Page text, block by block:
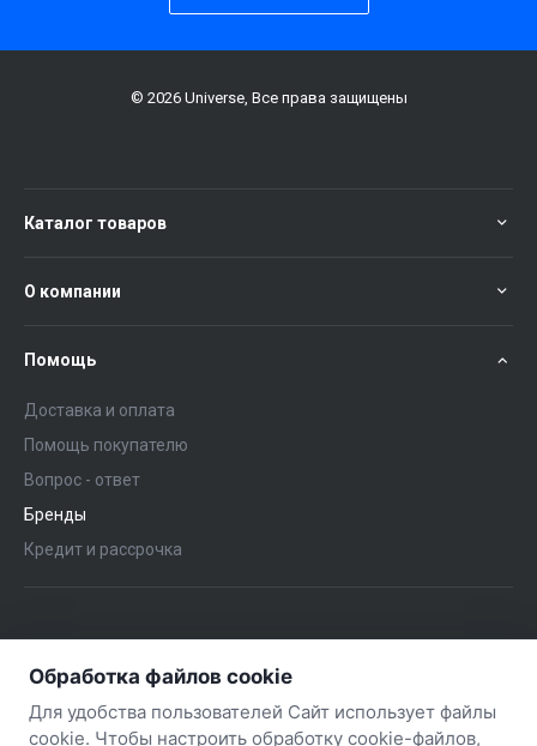
© 2026 Universe, Все права защищены
Каталог товаров
О компании
Помощь
Доставка и оплата
Помощь покупателю
Вопрос - ответ
Бренды
Кредит и рассрочка
+375 (29) 563-57-02
Обработка файлов cookie
Для удобства пользователей Сайт использует файлы
cookie. Чтобы настроить обработку cookie-файлов,